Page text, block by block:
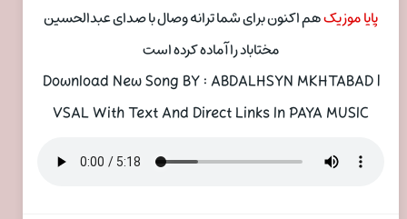
پایا موزیکهم اکنون برای شما ترانه وصال با صدای عبدالحسین
مختاباد را آماده کرده است
Download New Song BY : ABDALHSYN MKHTABAD |
VSAL With Text And Direct Links In PAYA MUSIC